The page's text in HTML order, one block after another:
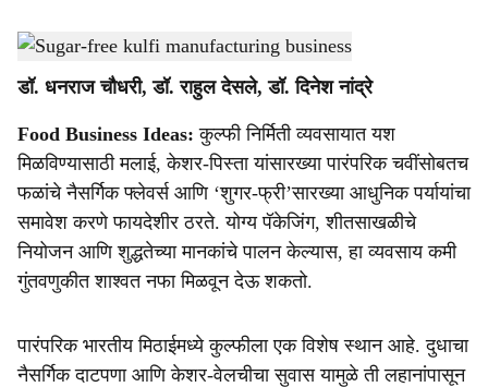
r
e
Sugar-free kulfi manufacturing business-Agrowon
डॉ. धनराज चौधरी, डॉ. राहुल देसले, डॉ. दिनेश नांद्रे
Food Business Ideas: कुल्फी निर्मिती व्यवसायात यश
मिळविण्यासाठी मलाई, केशर-पिस्ता यांसारख्या पारंपरिक चवींसोबतच
फळांचे नैसर्गिक फ्लेवर्स आणि ‘शुगर-फ्री’सारख्या आधुनिक पर्यायांचा
समावेश करणे फायदेशीर ठरते. योग्य पॅकेजिंग, शीतसाखळीचे
नियोजन आणि शुद्धतेच्या मानकांचे पालन केल्यास, हा व्यवसाय कमी
गुंतवणुकीत शाश्वत नफा मिळवून देऊ शकतो.
पारंपरिक भारतीय मिठाईमध्ये कुल्फीला एक विशेष स्थान आहे. दुधाचा
नैसर्गिक दाटपणा आणि केशर-वेलचीचा सुवास यामुळे ती लहानांपासून